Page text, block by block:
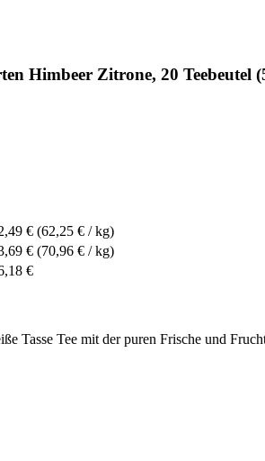
Himbeer Zitrone, 20 Teebeutel
€ (62,25 € / kg)
€ (70,96 € / kg)
€
Tasse Tee mit der puren Frische und